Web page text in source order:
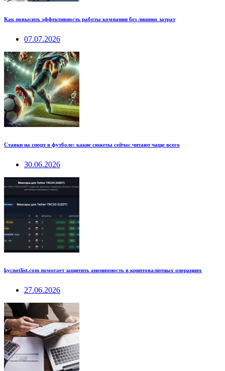
Как повысить эффективность работы компании без лишних затрат
07.07.2026
Ставки на спорт в футболе: какие сюжеты сейчас читают чаще всего
30.06.2026
kycnotlist.com помогает защитить анонимность в криптовалютных операциях
27.06.2026